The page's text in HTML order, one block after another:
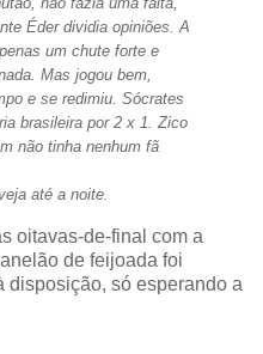
Éder dividia opiniões. A
um chute forte e
Mas jogou bem,
e se redimiu. Sócrates
brasileira por 2 x 1. Zico
não tinha nenhum fã
até a noite.
oitavas-de-final com a
de feijoada foi
disposição, só esperando a